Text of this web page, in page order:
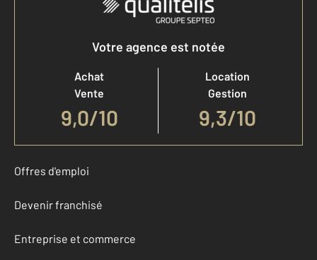
Votre agence est notée
Achat
Vente
9,0/10
Location
Gestion
9,3/10
Offres d'emploi
Devenir franchisé
Entreprise et commerce